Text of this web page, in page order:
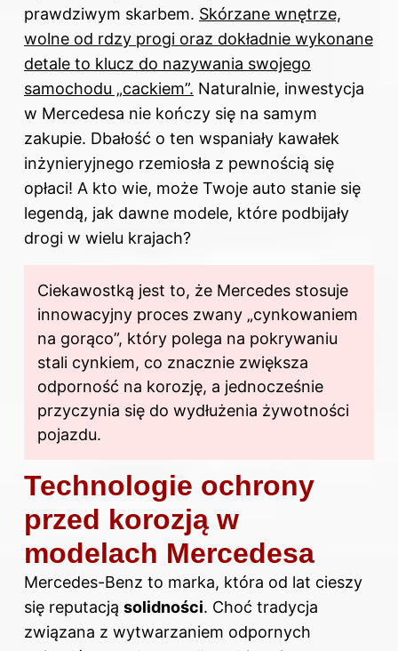
prawdziwym skarbem. Skórzane wnętrze,
wolne od rdzy progi oraz dokładnie wykonane
detale to klucz do nazywania swojego
samochodu „cackiem”. Naturalnie, inwestycja
w Mercedesa nie kończy się na samym
zakupie. Dbałość o ten wspaniały kawałek
inżynieryjnego rzemiosła z pewnością się
opłaci! A kto wie, może Twoje auto stanie się
legendą, jak dawne modele, które podbijały
drogi w wielu krajach?
Ciekawostką jest to, że Mercedes stosuje
innowacyjny proces zwany „cynkowaniem
na gorąco”, który polega na pokrywaniu
stali cynkiem, co znacznie zwiększa
odporność na korozję, a jednocześnie
przyczynia się do wydłużenia żywotności
pojazdu.
Technologie ochrony
przed korozją w
modelach Mercedesa
Mercedes-Benz to marka, która od lat cieszy
się reputacją solidności. Choć tradycja
związana z wytwarzaniem odpornych